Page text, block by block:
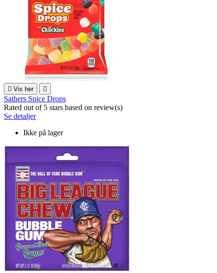
 Vis her 
Sathers Spice Drops
Rated out of 5 stars based on review(s)
Se detaljer
Ikke på lager